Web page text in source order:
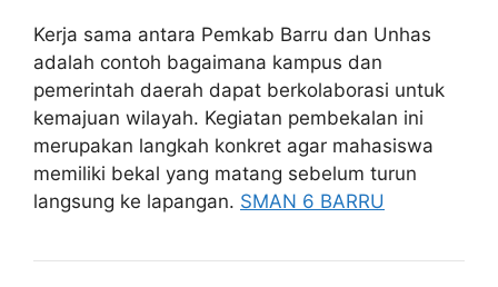
Kerja sama antara Pemkab Barru dan Unhas
adalah contoh bagaimana kampus dan
pemerintah daerah dapat berkolaborasi untuk
kemajuan wilayah. Kegiatan pembekalan ini
merupakan langkah konkret agar mahasiswa
memiliki bekal yang matang sebelum turun
langsung ke lapangan. SMAN 6 BARRU